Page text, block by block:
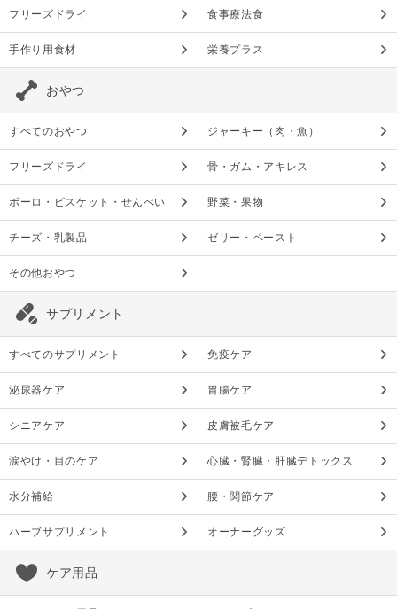
フリーズドライ 食事療法食
手作り用食材 栄養プラス
おやつ
すべてのおやつ ジャーキー（肉・魚）
フリーズドライ 骨・ガム・アキレス
ボーロ・ビスケット・せんべい 野菜・果物
チーズ・乳製品 ゼリー・ペースト
その他おやつ
サプリメント
すべてのサプリメント 免疫ケア
泌尿器ケア 胃腸ケア
シニアケア 皮膚被毛ケア
涙やけ・目のケア 心臓・腎臓・肝臓デトックス
水分補給 腰・関節ケア
ハーブサプリメント オーナーグッズ
ケア用品